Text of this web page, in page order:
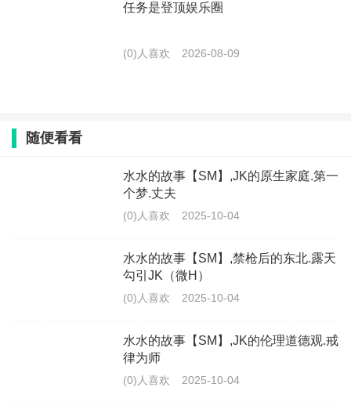
任务是登顶娱乐圈
(0)人喜欢 2026-08-09
随便看看
水水的故事【SM】,JK的原生家庭.第一
个梦.丈夫
(0)人喜欢 2025-10-04
水水的故事【SM】,禁枪后的东北.露天
勾引JK（微H）
(0)人喜欢 2025-10-04
水水的故事【SM】,JK的伦理道德观.戒
律为师
(0)人喜欢 2025-10-04